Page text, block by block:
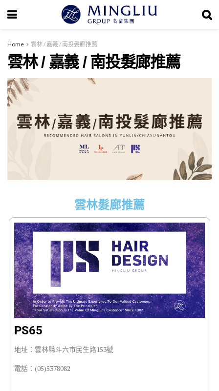
Home 雲林 / 嘉義 / 南投髮廊推薦
雲林 / 嘉義 / 南投髮廊推薦
雲林髮廊推薦
PS65
地址：雲林縣斗六市民生路153號
電話：(05)5378082